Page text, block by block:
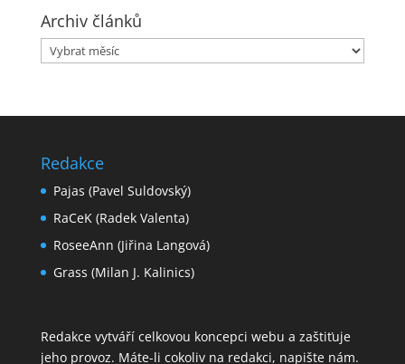
Archiv článků
Archiv
článků
Redakce
Pajas (Pavel Suldovský)
RaCeK (Radek Valenta)
RoseeAnn (Jiřina Langová)
Grass (Milan J. Kalinics)
Redakce vytváří celkovou koncepci webu a zaštiťuje
jeho provoz. Máte-li cokoliv na redakci, napište nám.